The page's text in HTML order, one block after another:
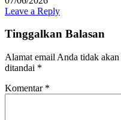
Leave a Reply
Tinggalkan Balasan
Alamat email Anda tidak
ditandai *
Komentar *